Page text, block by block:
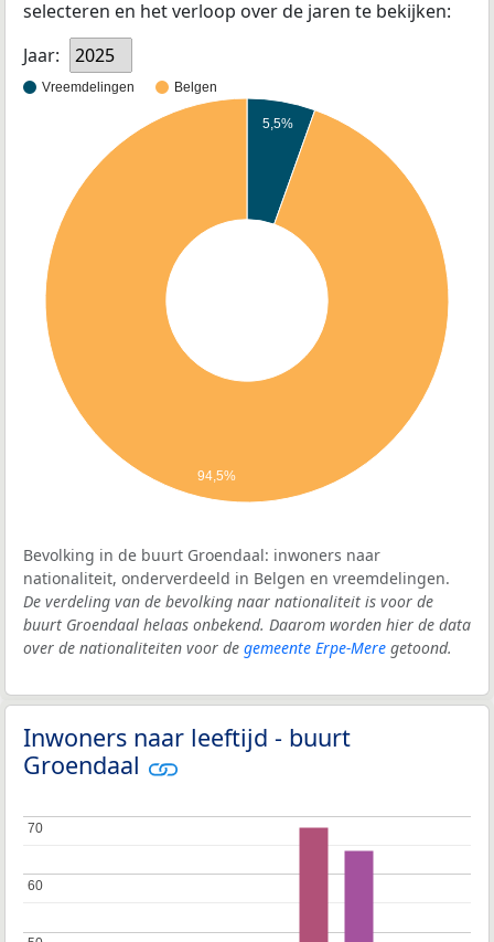
selecteren en het verloop over de jaren te bekijken:
Jaar:
2025
Vreemdelingen Belgen
5,5%
94,5%
Bevolking in de buurt Groendaal: inwoners naar
nationaliteit, onderverdeeld in Belgen en vreemdelingen.
De verdeling van de bevolking naar nationaliteit is voor de
buurt Groendaal helaas onbekend. Daarom worden hier de data
over de nationaliteiten voor de gemeente Erpe-Mere getoond.
Inwoners naar leeftijd - buurt
Groendaal
60
60
70
70